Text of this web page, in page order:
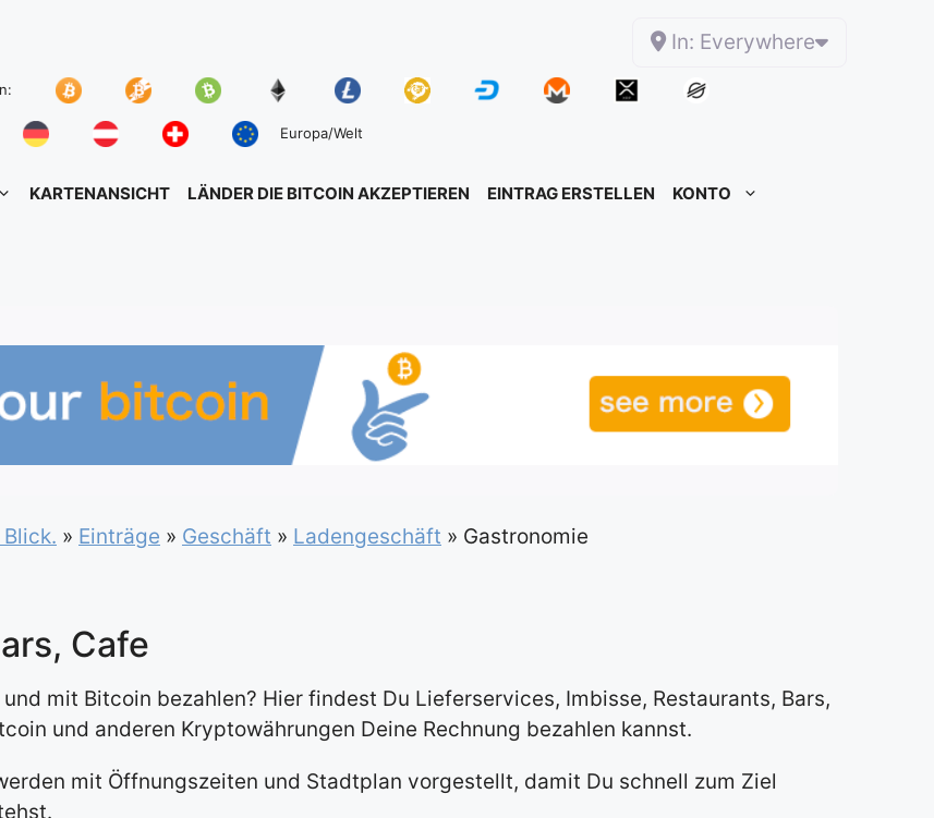
In: Everywhere
Europa/Welt
KARTENANSICHT LÄNDER DIE BITCOIN AKZEPTIEREN EINTRAG ERSTELLEN KONTO
» Einträge » Geschäft » Ladengeschäft » Gastronomie
Cafe
mit Bitcoin bezahlen? Hier findest Du Lieferservices, Imbisse, Restaurants, Bars,
und anderen Kryptowährungen Deine Rechnung bezahlen kannst.
mit Öffnungszeiten und Stadtplan vorgestellt, damit Du schnell zum Ziel